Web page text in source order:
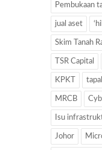
Pembukaan
jual aset
Skim Tanah
TSR Capital
KPKT
MRCB
Isu
Johor